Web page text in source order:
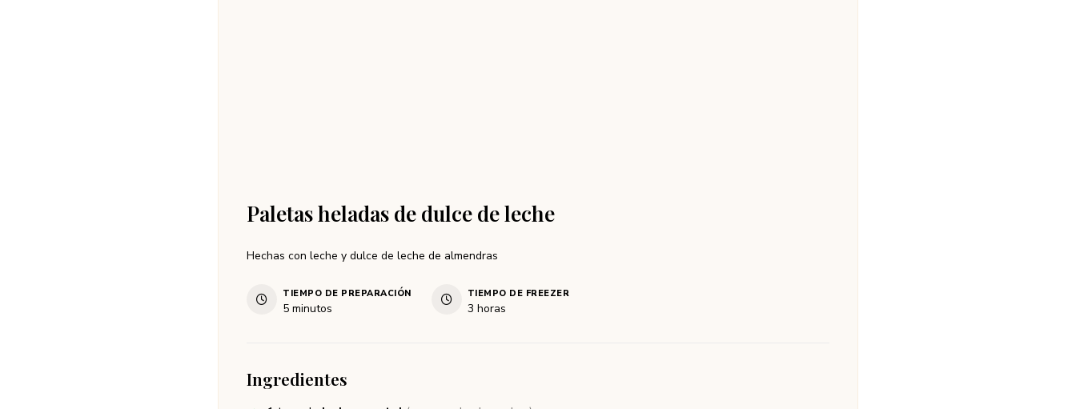
Paletas heladas de dulce de leche
Hechas con leche y dulce de leche de almendras
TIEMPO DE PREPARACIÓN
5 minutos
TIEMPO DE FREEZER
3 horas
Ingredientes